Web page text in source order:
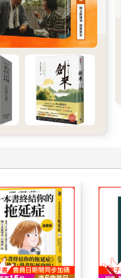
蔔烹飪而製作相關手冊派
時物資缺乏時，分給小朋
蘿蔔條取代。
，因為這會讓蛋糕更有份
一般都使用奶油乳酪
）霜飾，但我偏愛食譜
蛋糕中的香料搭配起來很
，也請儘管使用。
8 inch）的圓形蛋糕模
sugar） 225 g（8 oz）
g（10½ oz）
匙